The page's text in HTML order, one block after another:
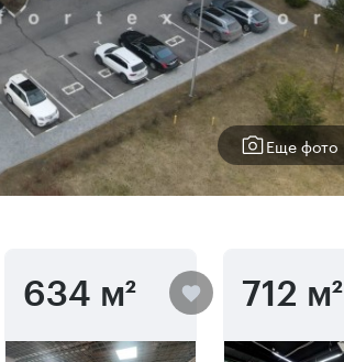
Еще фото
634 м² 712 м²